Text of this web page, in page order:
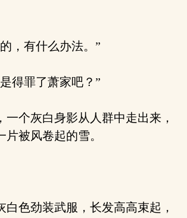
，有什么办法。”
得罪了萧家吧？”
个灰白身影从人群中走出来，
被风卷起的雪。
色劲装武服，长发高高束起，